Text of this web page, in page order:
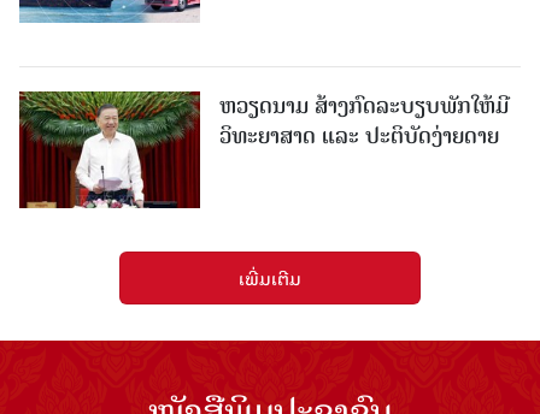
ຫວຽດນາມ ສ້າງກົດລະບຽບພັກໃຫ້ມີ
ວິທະຍາສາດ ແລະ ປະຕິບັດງ່າຍດາຍ
ເພີ່ມເຕີມ